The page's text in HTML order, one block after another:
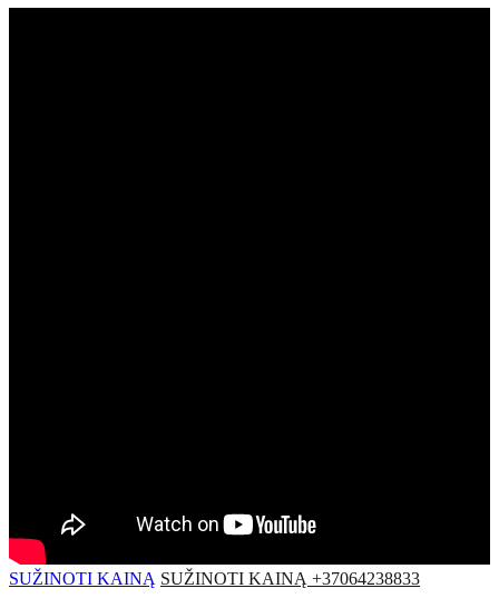
SUŽINOTI KAINĄ SUŽINOTI KAINĄ +37064238833